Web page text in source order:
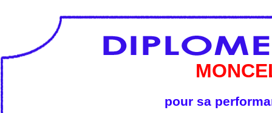
pour sa